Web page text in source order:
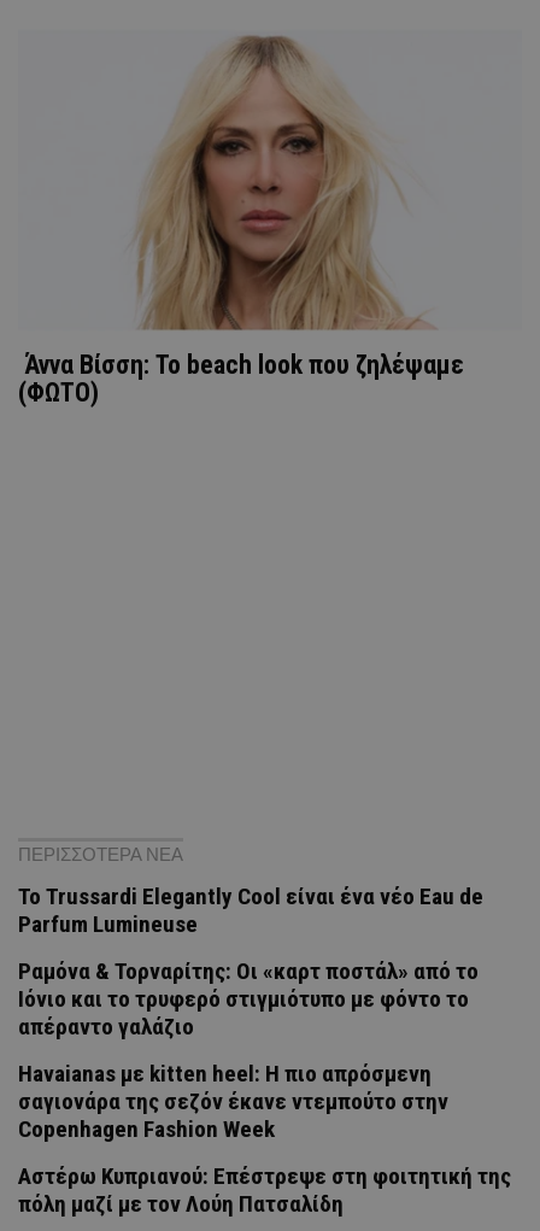
Άννα Βίσση: To beach look που ζηλέψαμε
(ΦΩΤΟ)
ΠΕΡΙΣΣΟΤΕΡΑ ΝΕΑ
Το Trussardi Elegantly Cool είναι ένα νέο Eau de
Parfum Lumineuse
Ραμόνα & Τορναρίτης: Οι «καρτ ποστάλ» από το
Ιόνιο και το τρυφερό στιγμιότυπο με φόντο το
απέραντο γαλάζιο
Havaianas με kitten heel: Η πιο απρόσμενη
σαγιονάρα της σεζόν έκανε ντεμπούτο στην
Copenhagen Fashion Week
Αστέρω Κυπριανού: Επέστρεψε στη φοιτητική της
πόλη μαζί με τον Λούη Πατσαλίδη